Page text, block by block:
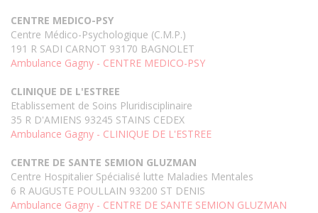
CENTRE MEDICO-PSY
Centre Médico-Psychologique (C.M.P.)
191 R SADI CARNOT 93170 BAGNOLET
Ambulance Gagny - CENTRE MEDICO-PSY
CLINIQUE DE L'ESTREE
Etablissement de Soins Pluridisciplinaire
35 R D'AMIENS 93245 STAINS CEDEX
Ambulance Gagny - CLINIQUE DE L'ESTREE
CENTRE DE SANTE SEMION GLUZMAN
Centre Hospitalier Spécialisé lutte Maladies Mentales
6 R AUGUSTE POULLAIN 93200 ST DENIS
Ambulance Gagny - CENTRE DE SANTE SEMION GLUZMAN